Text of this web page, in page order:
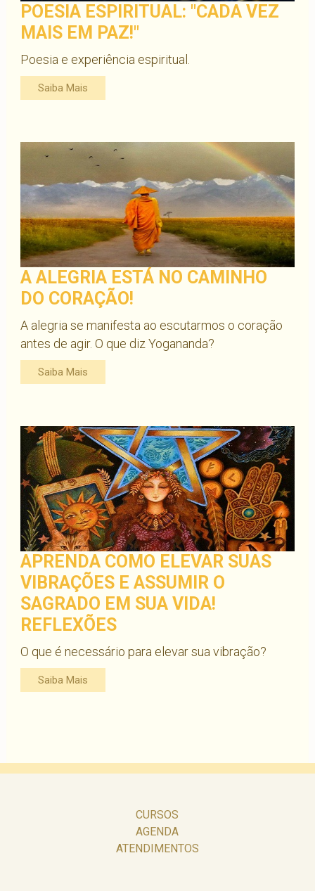
POESIA ESPIRITUAL: "CADA VEZ
MAIS EM PAZ!"
Poesia e experiência espiritual.
Saiba Mais
A ALEGRIA ESTÁ NO CAMINHO
DO CORAÇÃO!
A alegria se manifesta ao escutarmos o coração
antes de agir. O que diz Yogananda?
Saiba Mais
APRENDA COMO ELEVAR SUAS
VIBRAÇÕES E ASSUMIR O
SAGRADO EM SUA VIDA!
REFLEXÕES
O que é necessário para elevar sua vibração?
Saiba Mais
CURSOS
AGENDA
ATENDIMENTOS